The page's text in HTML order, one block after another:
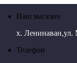
Наш магазин
х. Ленинаван,ул.
Телефон